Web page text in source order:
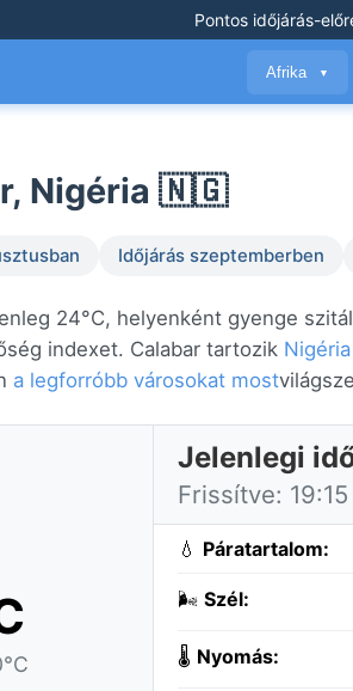
Pontos időjárás-
Afrika ▼
Nigéria 🇳🇬
Időjárás szeptemberben
24°C, helyenként gyenge
indexet. Calabar tartozik Nigéria
a legforróbb városokat most
Jelenlegi
Frissítve:
💧 Páratartalom:
🌬️ Szél:
🌡️ Nyomás: